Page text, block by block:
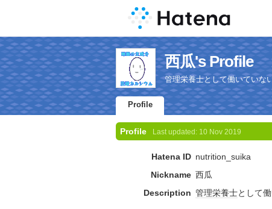
西瓜's Profile
管理栄養士として働いていな
Profile
Profile Last updated: 10 Nov 2019
Hatena ID nutrition_suika
Nickname 西瓜
Description 管理栄養士として